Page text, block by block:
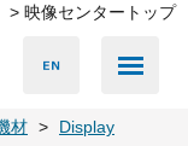
> 映像センタートップ
材
Display